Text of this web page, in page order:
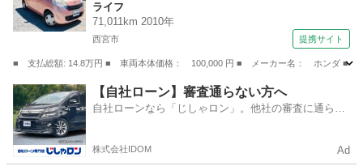
キー フルオートエアコン 運転席エアバック
ＰＳ （検9.3）
ライフ
71,011km 2010年
西宮市 提携サイト
■ 支払総額: 14.8万円 ■ 車両本体価格： 100,000 円 ■ メーカー名： ホンダ ■
兵庫 西宮市 ライフ
【自社ローン】審査通らない方へ
自社ローンなら「じしゃロン」。他社の審査に通らな
株式会社IDOM Ad